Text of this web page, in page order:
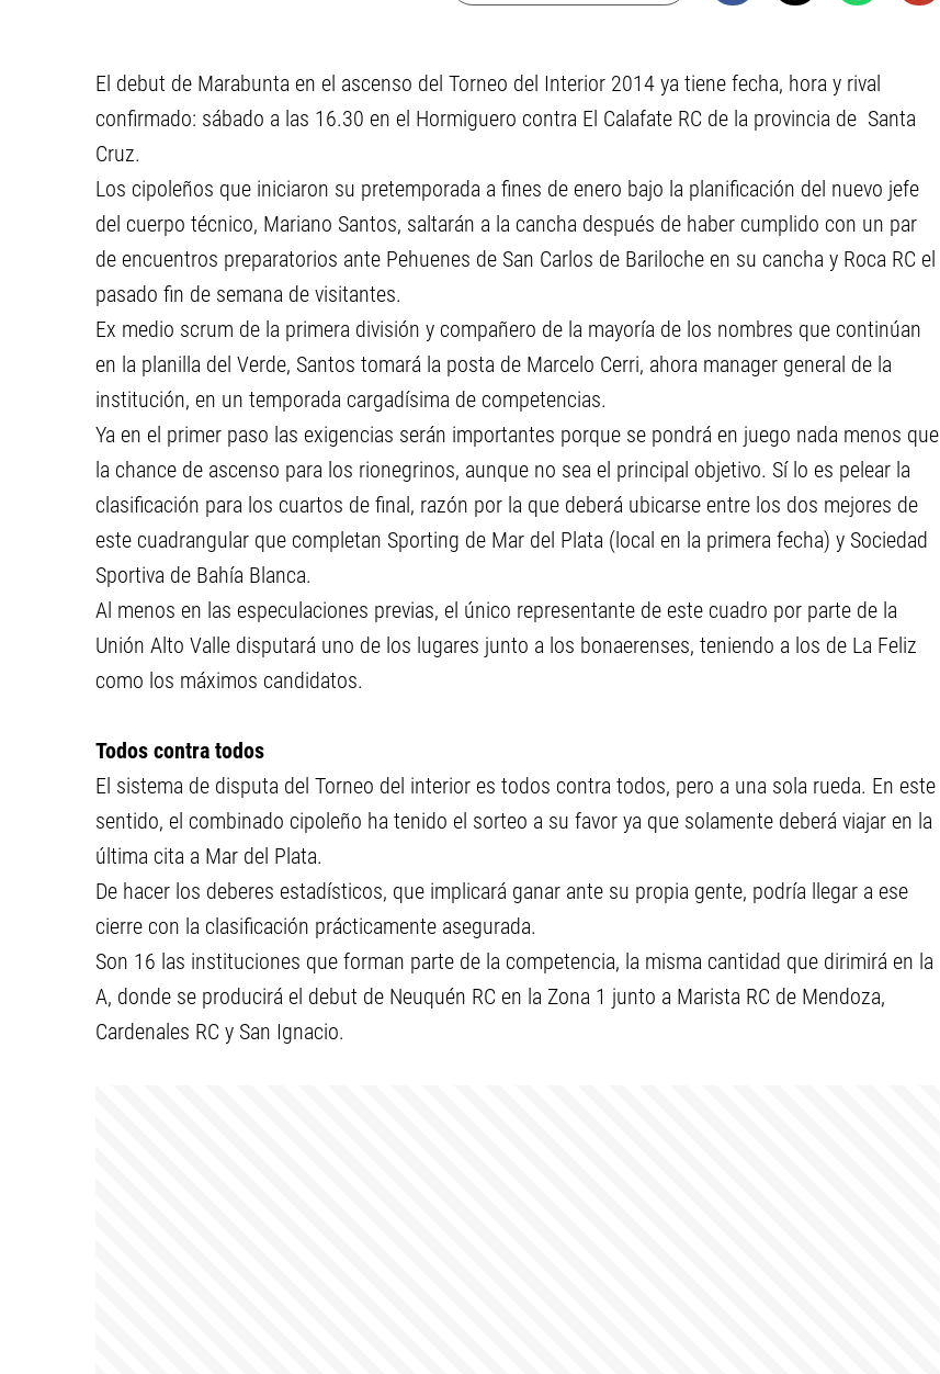
El debut de Marabunta en el ascenso del Torneo del Interior 2014 ya tiene fecha, hora y rival
confirmado: sábado a las 16.30 en el Hormiguero contra El Calafate RC de la provincia de Santa
Cruz.
Los cipoleños que iniciaron su pretemporada a fines de enero bajo la planificación del nuevo jefe
del cuerpo técnico, Mariano Santos, saltarán a la cancha después de haber cumplido con un par
de encuentros preparatorios ante Pehuenes de San Carlos de Bariloche en su cancha y Roca RC el
pasado fin de semana de visitantes.
Ex medio scrum de la primera división y compañero de la mayoría de los nombres que continúan
en la planilla del Verde, Santos tomará la posta de Marcelo Cerri, ahora manager general de la
institución, en un temporada cargadísima de competencias.
Ya en el primer paso las exigencias serán importantes porque se pondrá en juego nada menos que
la chance de ascenso para los rionegrinos, aunque no sea el principal objetivo. Sí lo es pelear la
clasificación para los cuartos de final, razón por la que deberá ubicarse entre los dos mejores de
este cuadrangular que completan Sporting de Mar del Plata (local en la primera fecha) y Sociedad
Sportiva de Bahía Blanca.
Al menos en las especulaciones previas, el único representante de este cuadro por parte de la
Unión Alto Valle disputará uno de los lugares junto a los bonaerenses, teniendo a los de La Feliz
como los máximos candidatos.
Todos contra todos
El sistema de disputa del Torneo del interior es todos contra todos, pero a una sola rueda. En este
sentido, el combinado cipoleño ha tenido el sorteo a su favor ya que solamente deberá viajar en la
última cita a Mar del Plata.
De hacer los deberes estadísticos, que implicará ganar ante su propia gente, podría llegar a ese
cierre con la clasificación prácticamente asegurada.
Son 16 las instituciones que forman parte de la competencia, la misma cantidad que dirimirá en la
A, donde se producirá el debut de Neuquén RC en la Zona 1 junto a Marista RC de Mendoza,
Cardenales RC y San Ignacio.